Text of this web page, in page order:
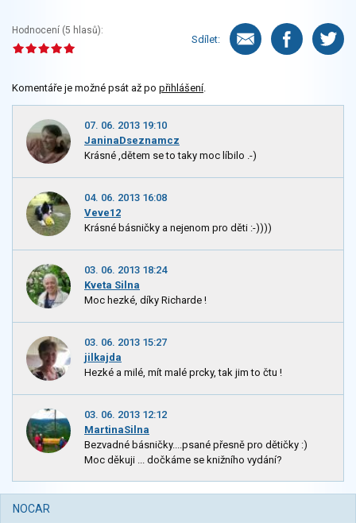
Hodnocení (5 hlasů):
Sdílet:
Komentáře je možné psát až po přihlášení.
07. 06. 2013 19:10
JaninaDseznamcz
Krásné ,dětem se to taky moc líbilo .-)
04. 06. 2013 16:08
Veve12
Krásné básničky a nejenom pro děti :-))))
03. 06. 2013 18:24
Kveta Silna
Moc hezké, díky Richarde !
03. 06. 2013 15:27
jilkajda
Hezké a milé, mít malé prcky, tak jim to čtu !
03. 06. 2013 12:12
MartinaSilna
Bezvadné básničky....psané přesně pro dětičky :)
Moc děkuji ... dočkáme se knižního vydání?
NOCAR